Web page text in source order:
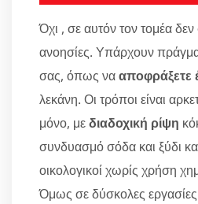
Όχι , σε αυτόν τον τομέα δεν
ανοησίες. Υπάρχουν
σας, όπως νααποφράξετε
λεκάνη. Οι τρόποι είναι
μόνο, μεδιαδοχική ρίψη
συνδυασμό σόδα και ξύδι
οικολογικοί χωρίς χρήση
Όμως σε δύσκολες εργασίες